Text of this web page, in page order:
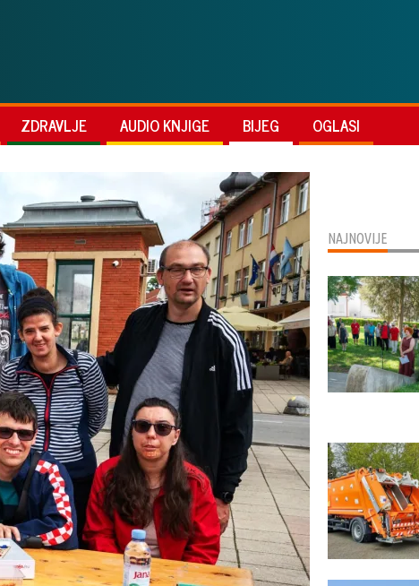
ZDRAVLJE AUDIO KNJIGE BIJEG OGLASI
NAJNOVIJE